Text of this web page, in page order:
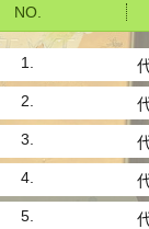
NO.
1.
2.
3.
4.
5.